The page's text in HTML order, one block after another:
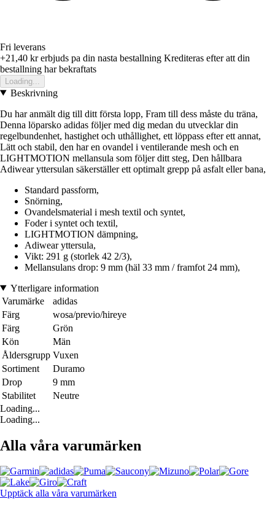
Fri leverans
+21,40 krerbjuds pa din nasta bestallning Krediteras efter att din
bestallning har bekraftats
Loading...
Beskrivning
Du har anmält dig till ditt första lopp, Fram till dess måste du träna,
Denna löparsko adidas följer med dig medan du utvecklar din
regelbundenhet, hastighet och uthållighet, ett löppass efter ett annat,
Lätt och stabil, den har en ovandel i ventilerande mesh och en
LIGHTMOTION mellansula som följer ditt steg, Den hållbara
Adiwear yttersulan säkerställer ett optimalt grepp på asfalt eller bana,
Standard passform,
Snörning,
Ovandelsmaterial i mesh textil och syntet,
Foder i syntet och textil,
LIGHTMOTION dämpning,
Adiwear yttersula,
Vikt: 291 g (storlek 42 2/3),
Mellansulans drop: 9 mm (häl 33 mm / framfot 24 mm),
Ytterligare information
Varumärke
adidas
Färg
wosa/previo/hireye
Färg
Grön
Kön
Män
Åldersgrupp Vuxen
Sortiment
Duramo
Drop
9 mm
Stabilitet
Neutre
Loading...
Loading...
Alla våra varumärken
Upptäck alla våra varumärken